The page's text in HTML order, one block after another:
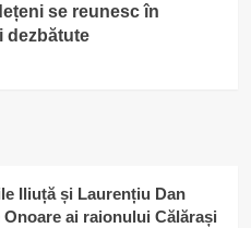
se reunesc în
dezbătute
Iliuță și Laurențiu Dan
ai raionului Călărași